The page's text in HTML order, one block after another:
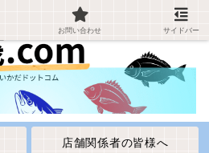
店舗関係者の皆様へ
お問い合わせ サイドバー